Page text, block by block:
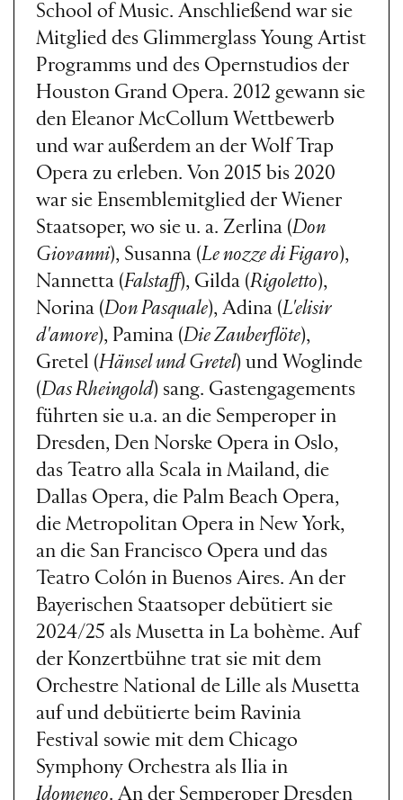
School of Music. Anschließend war sie
Mitglied des Glimmerglass Young Artist
Programms und des Opernstudios der
Houston Grand Opera. 2012 gewann sie
den Eleanor McCollum Wettbewerb
und war außerdem an der Wolf Trap
Opera zu erleben. Von 2015 bis 2020
war sie Ensemblemitglied der Wiener
Staatsoper, wo sie u. a. Zerlina (Don
Giovanni), Susanna (Le nozze di Figaro),
Nannetta (Falstaff), Gilda (Rigoletto),
Norina (Don Pasquale), Adina (L'elisir
d'amore), Pamina (Die Zauberflöte),
Gretel (Hänsel und Gretel) und Woglinde
(Das Rheingold) sang. Gastengagements
führten sie u.a. an die Semperoper in
Dresden, Den Norske Opera in Oslo,
das Teatro alla Scala in Mailand, die
Dallas Opera, die Palm Beach Opera,
die Metropolitan Opera in New York,
an die San Francisco Opera und das
Teatro Colón in Buenos Aires. An der
Bayerischen Staatsoper debütiert sie
2024/25 als Musetta in La bohème. Auf
der Konzertbühne trat sie mit dem
Orchestre National de Lille als Musetta
auf und debütierte beim Ravinia
Festival sowie mit dem Chicago
Symphony Orchestra als Ilia in
Idomeneo. An der Semperoper Dresden